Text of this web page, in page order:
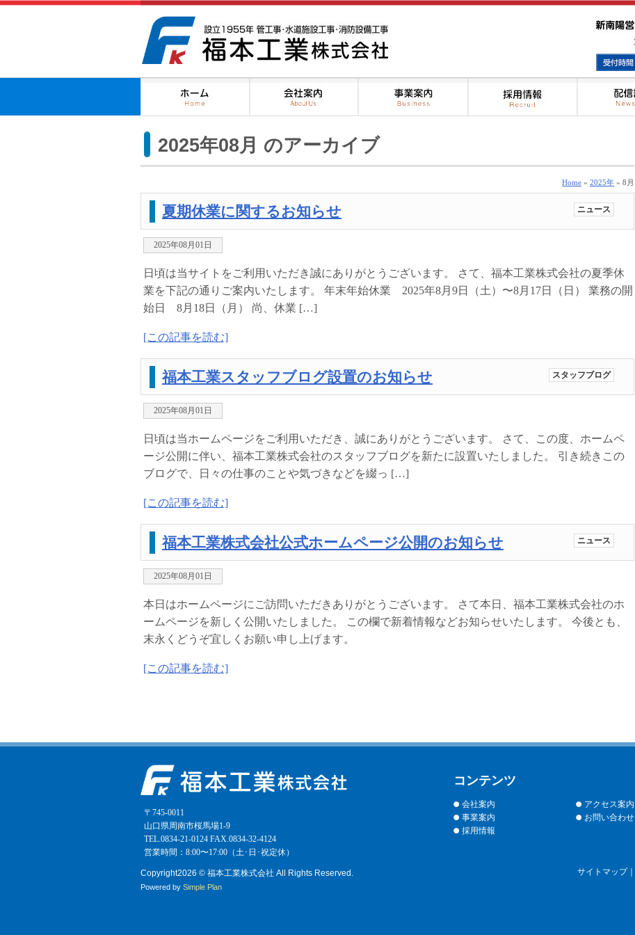
2025年08月 のアーカイブ
Home » 2025年 » 8月
夏期休業に関するお知らせ ニュース
2025年08月01日
日頃は当サイトをご利用いただき誠にありがとうございます。 さて、福本工業株式会社の夏季休
業を下記の通りご案内いたします。 年末年始休業 2025年8月9日（土）〜8月17日（日） 業務の開
始日 8月18日（月） 尚、休業 […]
[この記事を読む]
福本工業スタッフブログ設置のお知らせ スタッフブログ
2025年08月01日
日頃は当ホームページをご利用いただき、誠にありがとうございます。 さて、この度、ホームペ
ージ公開に伴い、福本工業株式会社のスタッフブログを新たに設置いたしました。 引き続きこの
ブログで、日々の仕事のことや気づきなどを綴っ […]
[この記事を読む]
福本工業株式会社公式ホームページ公開のお知らせ ニュース
2025年08月01日
本日はホームページにご訪問いただきありがとうございます。 さて本日、福本工業株式会社のホ
ームページを新しく公開いたしました。 この欄で新着情報などお知らせいたします。 今後とも、
末永くどうぞ宜しくお願い申し上げます。
[この記事を読む]
〒745-0011
山口県周南市桜馬場1-9
TEL.0834-21-0124 FAX.0834-32-4124
営業時間：8:00〜17:00（土･日･祝定休）
コンテンツ
会社案内
事業案内
採用情報
アクセス案内
お問い合わせ
Copyright2026 © 福本工業株式会社 All Rights Reserved.
Powered by Simple Plan
サイトマップ｜